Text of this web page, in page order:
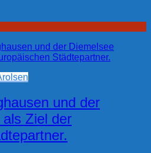
und der
Ziel der